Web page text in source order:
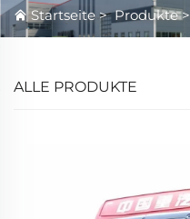
Startseite>Produkte>
ALLE PRODUKTE